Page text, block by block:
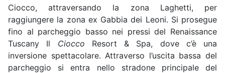
Ciocco, attraversando la zona Laghetti, per
raggiungere la zona ex Gabbia dei Leoni. Si prosegue
fino al parcheggio basso nei pressi del Renaissance
Tuscany Il Ciocco Resort & Spa, dove c’è una
inversione spettacolare. Attraverso l’uscita bassa del
parcheggio si entra nello stradone principale del